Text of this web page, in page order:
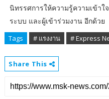
นิทรรศการให้ความรู้ความเข้า
ระบบ และผู้เข้าร่วมงาน อีกด้วย
Tags # แรงงาน # Express
Share This